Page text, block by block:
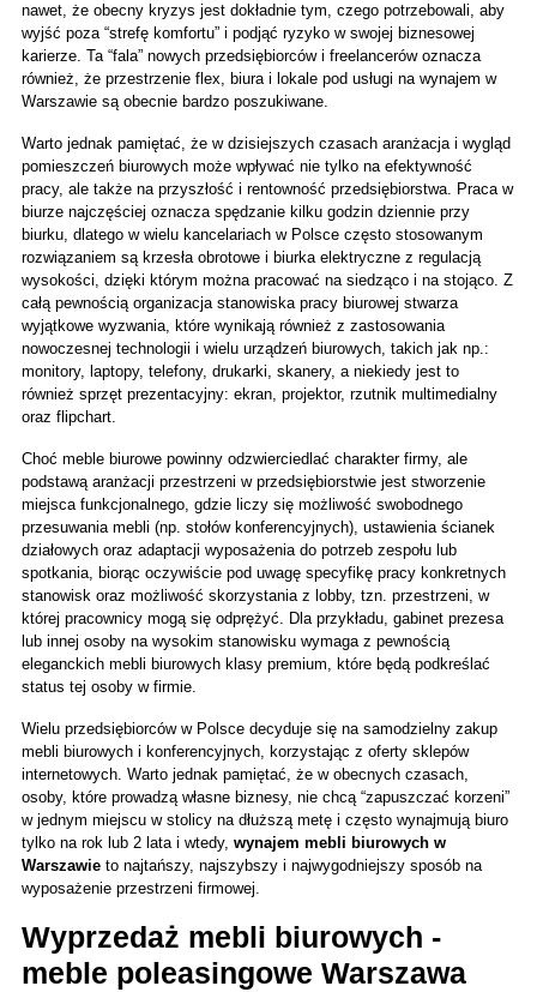
nawet, że obecny kryzys jest dokładnie tym, czego potrzebowali, aby
wyjść poza “strefę komfortu” i podjąć ryzyko w swojej biznesowej
karierze. Ta “fala” nowych przedsiębiorców i freelancerów oznacza
również, że przestrzenie flex, biura i lokale pod usługi na wynajem w
Warszawie są obecnie bardzo poszukiwane.
Warto jednak pamiętać, że w dzisiejszych czasach aranżacja i wygląd
pomieszczeń biurowych może wpływać nie tylko na efektywność
pracy, ale także na przyszłość i rentowność przedsiębiorstwa. Praca w
biurze najczęściej oznacza spędzanie kilku godzin dziennie przy
biurku, dlatego w wielu kancelariach w Polsce często stosowanym
rozwiązaniem są krzesła obrotowe i biurka elektryczne z regulacją
wysokości, dzięki którym można pracować na siedząco i na stojąco. Z
całą pewnością organizacja stanowiska pracy biurowej stwarza
wyjątkowe wyzwania, które wynikają również z zastosowania
nowoczesnej technologii i wielu urządzeń biurowych, takich jak np.:
monitory, laptopy, telefony, drukarki, skanery, a niekiedy jest to
również sprzęt prezentacyjny: ekran, projektor, rzutnik multimedialny
oraz flipchart.
Choć meble biurowe powinny odzwierciedlać charakter firmy, ale
podstawą aranżacji przestrzeni w przedsiębiorstwie jest stworzenie
miejsca funkcjonalnego, gdzie liczy się możliwość swobodnego
przesuwania mebli (np. stołów konferencyjnych), ustawienia ścianek
działowych oraz adaptacji wyposażenia do potrzeb zespołu lub
spotkania, biorąc oczywiście pod uwagę specyfikę pracy konkretnych
stanowisk oraz możliwość skorzystania z lobby, tzn. przestrzeni, w
której pracownicy mogą się odprężyć. Dla przykładu, gabinet prezesa
lub innej osoby na wysokim stanowisku wymaga z pewnością
eleganckich mebli biurowych klasy premium, które będą podkreślać
status tej osoby w firmie.
Wielu przedsiębiorców w Polsce decyduje się na samodzielny zakup
mebli biurowych i konferencyjnych, korzystając z oferty sklepów
internetowych. Warto jednak pamiętać, że w obecnych czasach,
osoby, które prowadzą własne biznesy, nie chcą “zapuszczać korzeni”
w jednym miejscu w stolicy na dłuższą metę i często wynajmują biuro
tylko na rok lub 2 lata i wtedy, wynajem mebli biurowych w
Warszawie to najtańszy, najszybszy i najwygodniejszy sposób na
wyposażenie przestrzeni firmowej.
Wyprzedaż mebli biurowych -
meble poleasingowe Warszawa